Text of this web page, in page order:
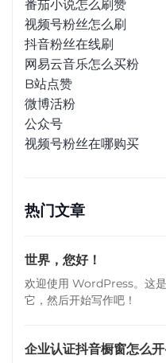
番茄小说怎么刷赞
视频号粉丝怎么刷
抖音粉丝在线刷
网易云音乐怎么买粉
B站点赞
微博活粉
公众号
视频号粉丝在哪购买
热门文章
世界，您好！
欢迎使用 WordPress。这
它，然后开始写作吧！
企业认证抖音橱窗怎么